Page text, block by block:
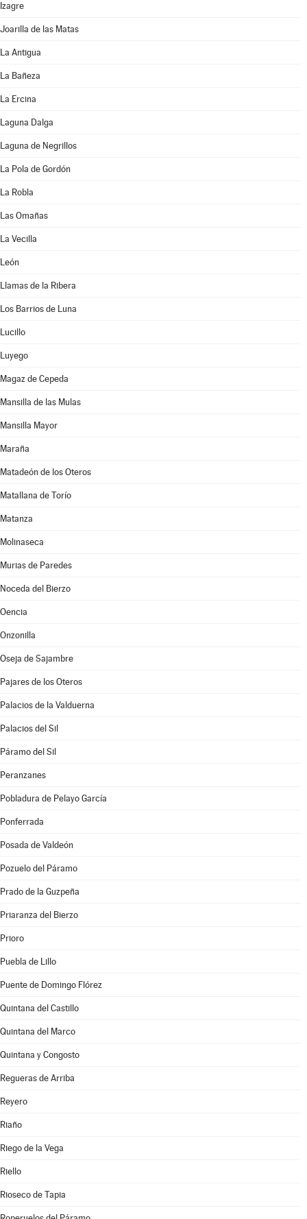
Izagre
Joarilla de las Matas
La Antigua
La Bañeza
La Ercina
Laguna Dalga
Laguna de Negrillos
La Pola de Gordón
La Robla
Las Omañas
La Vecilla
León
Llamas de la Ribera
Los Barrios de Luna
Lucillo
Luyego
Magaz de Cepeda
Mansilla de las Mulas
Mansilla Mayor
Maraña
Matadeón de los Oteros
Matallana de Torío
Matanza
Molinaseca
Murias de Paredes
Noceda del Bierzo
Oencia
Onzonilla
Oseja de Sajambre
Pajares de los Oteros
Palacios de la Valduerna
Palacios del Sil
Páramo del Sil
Peranzanes
Pobladura de Pelayo García
Ponferrada
Posada de Valdeón
Pozuelo del Páramo
Prado de la Guzpeña
Priaranza del Bierzo
Prioro
Puebla de Lillo
Puente de Domingo Flórez
Quintana del Castillo
Quintana del Marco
Quintana y Congosto
Regueras de Arriba
Reyero
Riaño
Riego de la Vega
Riello
Rioseco de Tapia